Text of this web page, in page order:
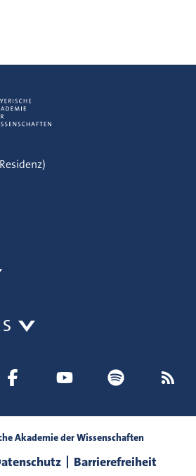
Akademie der Wissenschaften
Barrierefreiheit